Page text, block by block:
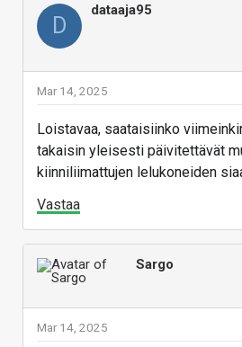
D
dataaja95
Mar 14, 2025
Loistavaa, saataisiinko
takaisin yleisesti päivitettävät
kiinniliimattujen lelukoneiden
Vastaa
Sargo
Mar 14, 2025